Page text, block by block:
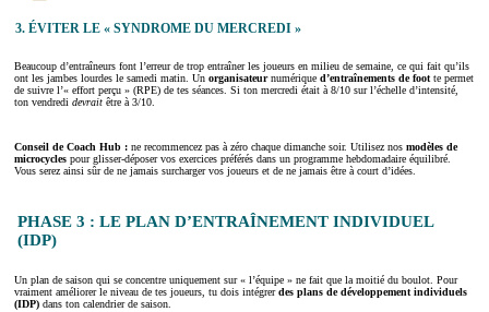
3. ÉVITER LE « SYNDROME DU MERCREDI »
Beaucoup d’entraîneurs font l’erreur de trop entraîner les joueurs en milieu de semaine, ce qui fait qu’ils
ont les jambes lourdes le samedi matin. Un organisateurnumérique d’entraînements de foot te permet
de suivre l’« effort perçu » (RPE) de tes séances. Si ton mercredi était à 8/10 sur l’échelle d’intensité,
ton vendredi devrait être à 3/10.
Conseil de Coach Hub : ne recommencez pas à zéro chaque dimanche soir. Utilisez nos modèles de
microcycles pour glisser-déposer vos exercices préférés dans un programme hebdomadaire équilibré.
Vous serez ainsi sûr de ne jamais surcharger vos joueurs et de ne jamais être à court d’idées.
PHASE 3 : LE PLAN D’ENTRAÎNEMENT INDIVIDUEL
(IDP)
Un plan de saison qui se concentre uniquement sur « l’équipe » ne fait que la moitié du boulot. Pour
vraiment améliorer le niveau de tes joueurs, tu dois intégrerdes plans de développement individuels
(IDP) dans ton calendrier de saison.